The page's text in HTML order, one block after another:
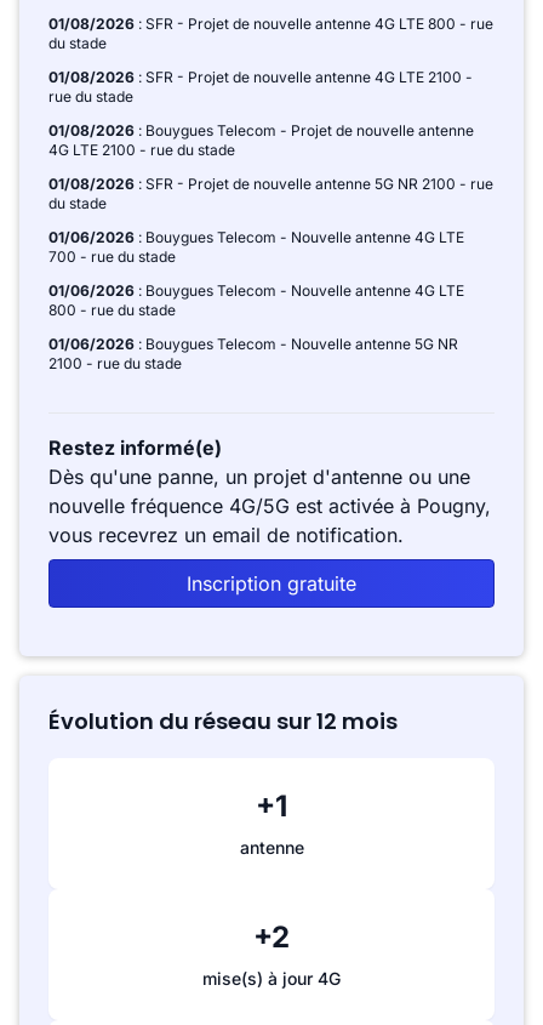
01/08/2026 : SFR - Projet de nouvelle antenne 4G LTE 800 - rue
du stade
01/08/2026 : SFR - Projet de nouvelle antenne 4G LTE 2100 -
rue du stade
01/08/2026 : Bouygues Telecom - Projet de nouvelle antenne
4G LTE 2100 - rue du stade
01/08/2026 : SFR - Projet de nouvelle antenne 5G NR 2100 - rue
du stade
01/06/2026 : Bouygues Telecom - Nouvelle antenne 4G LTE
700 - rue du stade
01/06/2026 : Bouygues Telecom - Nouvelle antenne 4G LTE
800 - rue du stade
01/06/2026 : Bouygues Telecom - Nouvelle antenne 5G NR
2100 - rue du stade
Restez informé(e)
Dès qu'une panne, un projet d'antenne ou une
nouvelle fréquence 4G/5G est activée à Pougny,
vous recevrez un email de notification.
Inscription gratuite
Évolution du réseau sur 12 mois
+1
antenne
+2
mise(s) à jour 4G